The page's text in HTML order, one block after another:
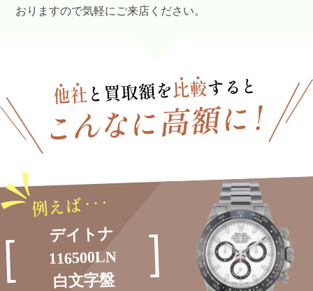
おりますので気軽にご来店ください。
デイトナ
116500LN
白文字盤